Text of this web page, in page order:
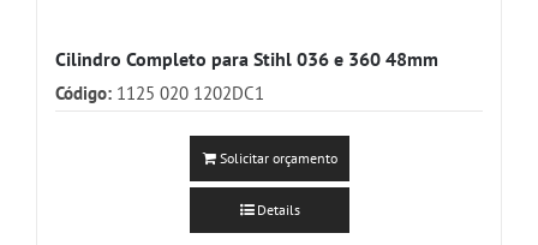
Cilindro Completo para Stihl 036 e 360 48mm
Código: 1125 020 1202DC1
Solicitar orçamento
Details